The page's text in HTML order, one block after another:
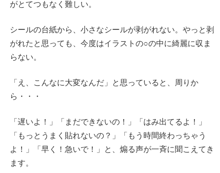
がとてつもなく難しい。
シールの台紙から、小さなシールが剥がれない。やっと剥
がれたと思っても、今度はイラストの○の中に綺麗に収ま
らない。
「え、こんなに大変なんだ」と思っていると、周りか
ら・・・
「遅いよ！」「まだできないの！」「はみ出てるよ！」
「もっとうまく貼れないの？」「もう時間終わっちゃう
よ！」「早く！急いで！」と、煽る声が一斉に聞こえてき
ます。